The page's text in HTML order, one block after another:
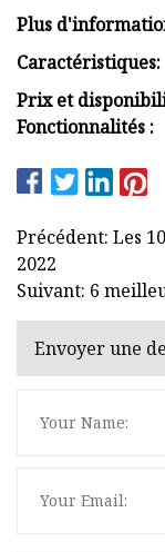
Plus
Caractéristiques:
Prix ​​et
Fonctionnalités :
Précédent: Les
2022
Suivant: 6
Envoyer une